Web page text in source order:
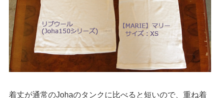
着丈が通常のJohaのタンクに比べると短いので、重ね着